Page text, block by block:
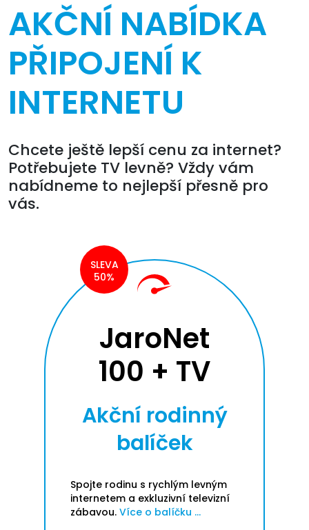
AKČNÍ NABÍDKA
PŘIPOJENÍ K
INTERNETU
Chcete ještě lepší cenu za internet?
Potřebujete TV levně? Vždy vám
nabídneme to nejlepší přesně pro
vás.
SLEVA
50%
JaroNet
100 + TV
Akční rodinný
balíček
Spojte rodinu s rychlým levným
internetem a exkluzivní televizní
zábavou. Více o balíčku ...